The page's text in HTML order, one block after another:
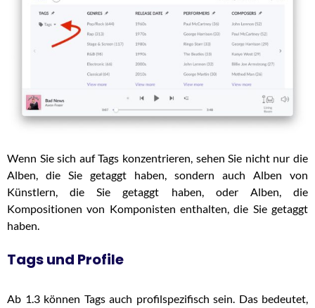
Wenn Sie sich auf Tags konzentrieren, sehen Sie nicht nur die
Alben, die Sie getaggt haben, sondern auch Alben von
Künstlern, die Sie getaggt haben, oder Alben, die
Kompositionen von Komponisten enthalten, die Sie getaggt
haben.
Tags und Profile
Ab 1.3 können Tags auch profilspezifisch sein. Das bedeutet,